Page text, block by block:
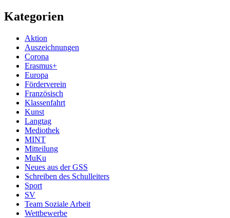
Kategorien
Aktion
Auszeichnungen
Corona
Erasmus+
Europa
Förderverein
Französisch
Klassenfahrt
Kunst
Langtag
Mediothek
MINT
Mitteilung
MuKu
Neues aus der GSS
Schreiben des Schulleiters
Sport
SV
Team Soziale Arbeit
Wettbewerbe